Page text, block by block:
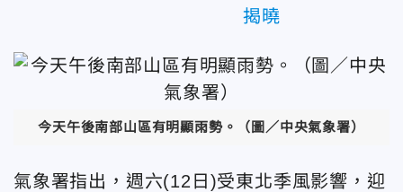
揭曉
今天午後南部山區有明顯雨勢。（圖／中央氣象署）
氣象署指出，週六(12日)受東北季風影響，迎